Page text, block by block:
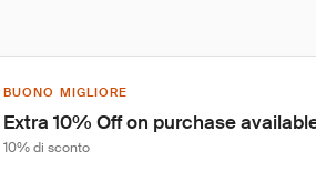
BUONO MIGLIORE
Extra 10% Off on purchase
10% di sconto